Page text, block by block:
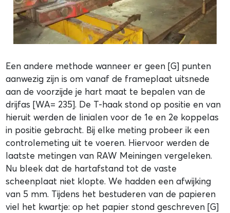
Een andere methode wanneer er geen [G] punten
aanwezig zijn is om vanaf de frameplaat uitsnede
aan de voorzijde je hart maat te bepalen van de
drijfas [WA= 235]. De T-haak stond op positie en van
hieruit werden de linialen voor de 1e en 2e koppelas
in positie gebracht. Bij elke meting probeer ik een
controlemeting uit te voeren. Hiervoor werden de
laatste metingen van RAW Meiningen vergeleken.
Nu bleek dat de hartafstand tot de vaste
scheenplaat niet klopte. We hadden een afwijking
van 5 mm. Tijdens het bestuderen van de papieren
viel het kwartje: op het papier stond geschreven [G]